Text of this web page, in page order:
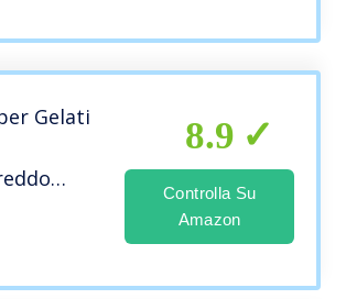
Gelati
8.9
Controlla Su
Amazon